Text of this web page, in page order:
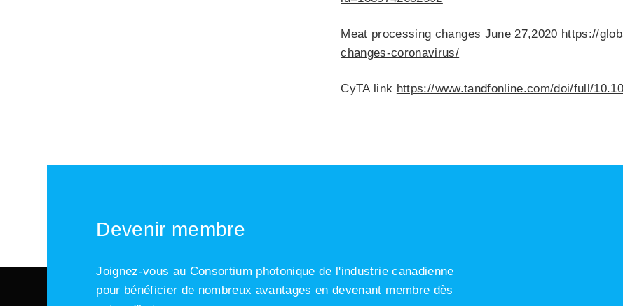
Meat processing changes June 27,2020 https://
changes-coronavirus/
CyTA link https://www.tandfonline.com/doi/full/
Devenir membre
Joignez-vous au Consortium photonique de l'industrie canadienne
pour bénéficier de nombreux avantages en devenant membre dès